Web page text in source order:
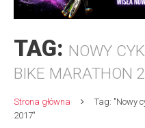
TAG: NOWY
BIKE MARATHON
Strona główna
Tag: "Nowy
2017"